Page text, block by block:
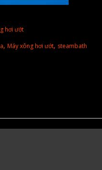
hơi ướt
, Máy xông hơi ướt, steambath